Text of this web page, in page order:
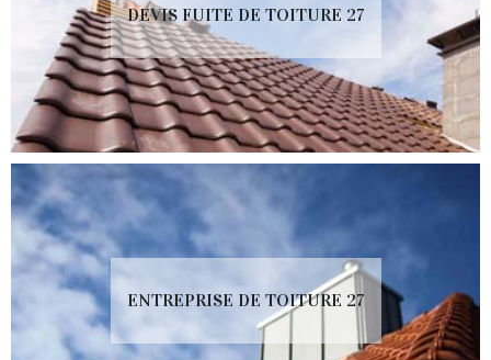
DEVIS FUITE DE TOITURE 27
ENTREPRISE DE TOITURE 27